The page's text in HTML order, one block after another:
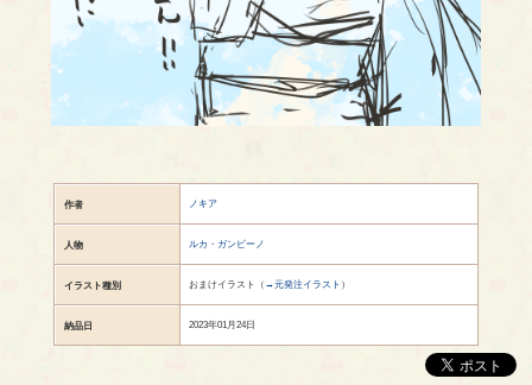
作者 ノキア
人物 ルカ・ガンビーノ
イラスト種別 おまけイラスト（ →元発注イラスト ）
納品日 2023年01月24日